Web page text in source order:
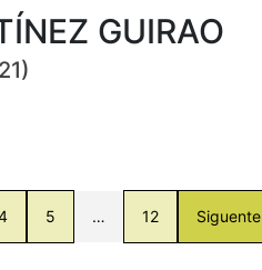
GUIRAO
5 … 12 Siguente